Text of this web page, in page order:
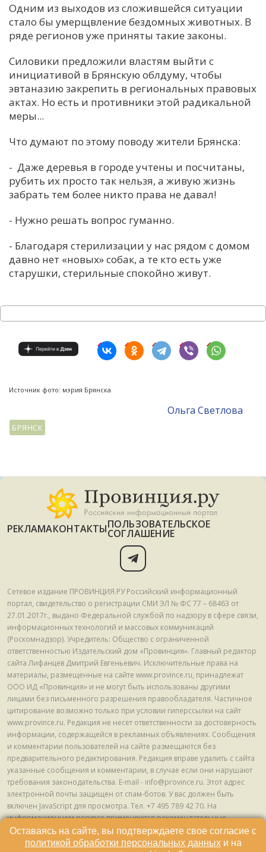
Одним из выходов из сложившейся ситуации
стало бы умерщвление бездомных животных. В
ряде регионов уже приняты такие законы.
Силовики предложили властям выйти с
инициативой в Брянскую облдуму, чтобы
эвтаназию закрепить в региональных правовых
актах. Но есть и противники этой радикальной
меры...
Что думают по этому поводу жители Брянска:
- Даже деревья в городе учтены и посчитаны,
рубить их просто так нельзя, а живую жизнь
забрать тем более никто права не давал!
- Нужно решать вопрос гуманно.
- Благодаря стерилизации у нас рядом с домом
давно нет «новых» собак, а те кто есть уже
старушки, стерильные спокойно живут.
Источник фото: мэрия Брянска
Ольга Светлова
БРЯНСК
РЕКЛАМАКОНТАКТЫПОЛЬЗОВАТЕЛЬСКОЕ
СОГЛАШЕНИЕ
Сетевое издание ПРОВИНЦИЯ.РУ Российский информационный
портал, свидетельство о регистрации СМИ ЭЛ № ФС 77 – 68463 от
27.01.2017г., выдано Федеральной службой по надзору в сфере связи,
информационных технологий и массовых коммуникаций
(Роскомнадзор). Учредитель: Общество с ограниченной
ответственностью Издательский дом «Провинция». Главный редактор
сайта Лифанцев Дмитрий Евгеньевич. Исключительные права на
материалы, размещенные на сайте www.province.ru, принадлежат
ООО ИД «Провинция» и не могут быть использованы другими
лицами без письменного разрешения правообладателя. Частичное
цитирование возможно только при условии гиперссылки на сайт
www.province.ru. Редакция не несет ответственности за достоверность
информации, содержащейся в рекламных объявлениях. Сообщения
и комментарии пользователей на сайте размещаются без
предварительного редактирования. Редакция вправе удалить с сайта
указанные сообщения и комментарии, в случае если они нарушают
требования законодательства. E-mail - info@province.ru. Этот адрес
электронной почты защищен от спам-ботов. У вас должен быть
включен JavaScript для просмотра. Tел. +7 495 789 42 70. На
информационном ресурсе применяются рекомендательные
технологии (информационные технологии предоставления
информации на основе сбора, систематизации и анализа сведений,
Оставаясь на сайте, вы подтверждаете свое согласие с
политикой обработки персональных данныхи на